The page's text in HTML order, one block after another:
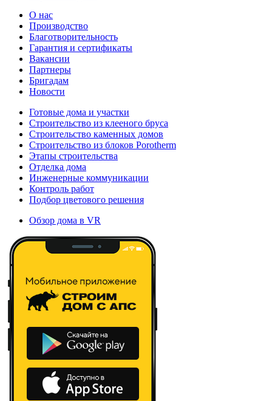
О нас
Производство
Благотворительность
Гарантия и сертификаты
Вакансии
Партнеры
Бригадам
Новости
Готовые дома и участки
Строительство из клееного бруса
Строительство каменных домов
Строительство из блоков Porotherm
Этапы строительства
Отделка дома
Инженерные коммуникации
Контроль работ
Подбор цветового решения
Обзор дома в VR